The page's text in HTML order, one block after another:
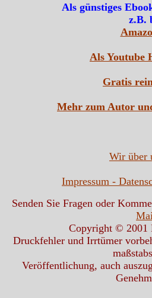
Als günstiges
z.B.
Als Youtube
Gratis
Mehr zum Autor
Wir über
Impressum -
Senden Sie Fragen oder
Copyright © 2001
Druckfehler und Irrtümer
Veröffentlichung, auch